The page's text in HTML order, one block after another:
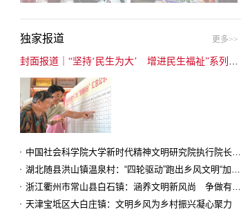
独家报道 更多>>
中国社会科学院大学新时代精神文明研究院执行院长王维国：文明村镇创建为乡村注入持久发展动力
湖北随县洪山镇温泉村：“四轮驱动”跑出乡风文明“加速度”
浙江衢州市常山县白石镇：涵养文明新风尚 争做有礼白石人
天津宝坻区大白庄镇：文明乡风为乡村振兴凝心聚力